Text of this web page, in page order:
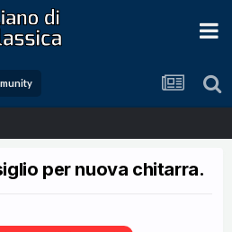
per nuova chitarra.